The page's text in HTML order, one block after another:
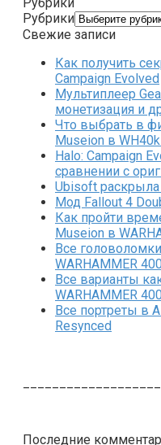
Рубрики
Свежие записи
Как получить
Campaign Evolved
Мультиплеер
монетизация и
Что выбрать в
Museion в
Halo: Campaign
сравнении с
Ubisoft
Мод Fallout 4
Как пройти
Museion в
Все
WARHAMMER
Все варианты
WARHAMMER
Все портреты в
Resynced
Последние